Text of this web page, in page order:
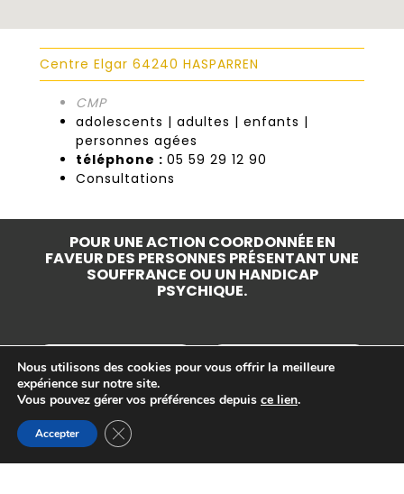
Centre Elgar 64240 HASPARREN
CMP
adolescents | adultes | enfants |
personnes agées
téléphone :05 59 29 12 90
Consultations
POUR UNE ACTION COORDONNÉE EN
FAVEUR DES PERSONNES PRÉSENTANT UNE
SOUFFRANCE OU UN HANDICAP
PSYCHIQUE.
Nous utilisons des cookies pour vous offrir la meilleure
expérience sur notre site.
Vous pouvez gérer vos préférences depuis ce lien.
Accepter Fermer la bannière des cookies GDPR